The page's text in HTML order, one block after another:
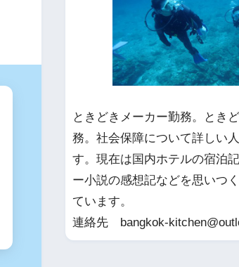
ときどきメーカー勤務。とき
務。社会保障について詳しい
す。現在は国内ホテルの宿泊
ー小説の感想記などを思いつ
ています。
連絡先 bangkok-